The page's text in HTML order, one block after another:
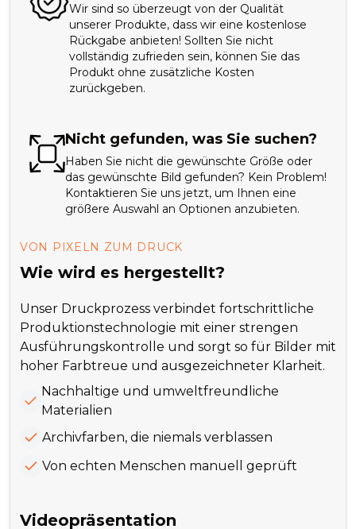
Wir sind so überzeugt von der Qualität
unserer Produkte, dass wir eine kostenlose
Rückgabe anbieten! Sollten Sie nicht
vollständig zufrieden sein, können Sie das
Produkt ohne zusätzliche Kosten
zurückgeben.
Nicht gefunden, was Sie suchen?
Haben Sie nicht die gewünschte Größe oder
das gewünschte Bild gefunden? Kein Problem!
Kontaktieren Sie uns jetzt, um Ihnen eine
größere Auswahl an Optionen anzubieten.
VON PIXELN ZUM DRUCK
Wie wird es hergestellt?
Unser Druckprozess verbindet fortschrittliche
Produktionstechnologie mit einer strengen
Ausführungskontrolle und sorgt so für Bilder mit
hoher Farbtreue und ausgezeichneter Klarheit.
Nachhaltige und umweltfreundliche
Materialien
Archivfarben, die niemals verblassen
Von echten Menschen manuell geprüft
Videopräsentation